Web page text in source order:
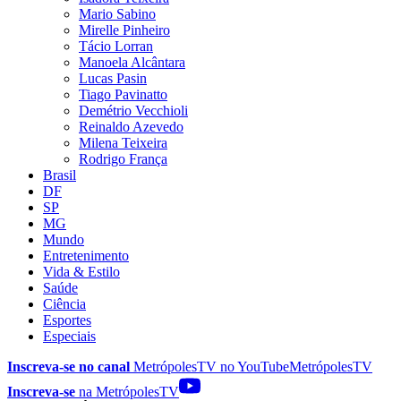
Mario Sabino
Mirelle Pinheiro
Tácio Lorran
Manoela Alcântara
Lucas Pasin
Tiago Pavinatto
Demétrio Vecchioli
Reinaldo Azevedo
Milena Teixeira
Rodrigo França
Brasil
DF
SP
MG
Mundo
Entretenimento
Vida & Estilo
Saúde
Ciência
Esportes
Especiais
Inscreva-se no canal MetrópolesTV noYouTubeMetrópolesTV
Inscreva-se na MetrópolesTV